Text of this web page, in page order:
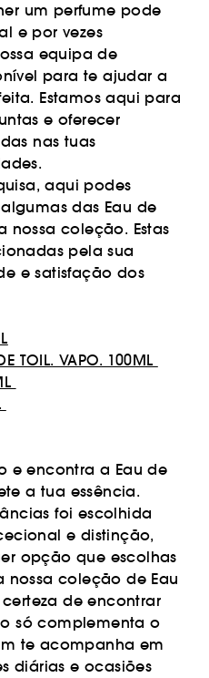
um perfume pode
e por vezes
equipa de
para te ajudar a
Estamos aqui para
e oferecer
nas tuas
aqui podes
das Eau de
nossa coleção. Estas
pela sua
e satisfação dos
TOIL. VAPO. 100ML
e encontra a Eau de
a tua essência.
foi escolhida
e distinção,
opção que escolhas
nossa coleção de Eau
de encontrar
só complementa o
te acompanha em
diárias e ocasiões